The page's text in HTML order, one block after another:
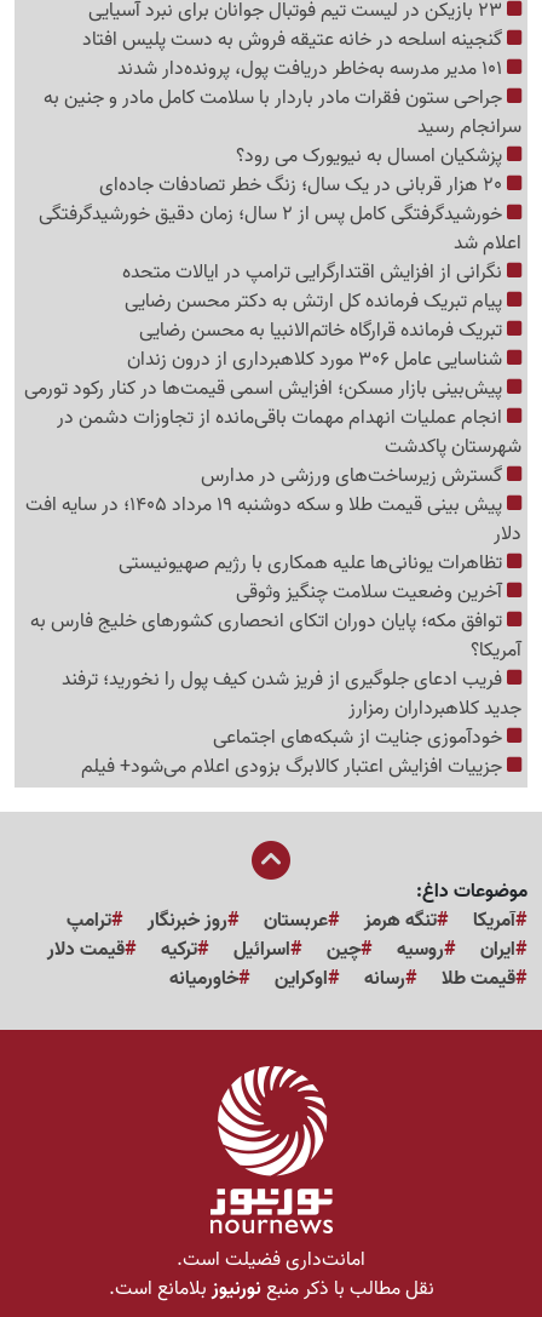
گنجینه اسلحه در خانه عتیقه فروش به دست پلیس افتاد
جراحی ستون فقرات مادر باردار با سلامت کامل مادر و جنین به
سرانجام رسید
پزشکیان امسال به نیویورک می رود؟
خورشیدگرفتگی کامل پس از 2 سال؛ زمان دقیق خورشیدگرفتگی
اعلام شد
نگرانی از افزایش اقتدارگرایی ترامپ در ایالات متحده
پیام تبریک فرمانده کل ارتش به دکتر محسن رضایی
تبریک فرمانده قرارگاه خاتم‌الانبیا به محسن رضایی
شناسایی عامل 306 مورد کلاهبرداری از درون زندان
پیش‌بینی بازار مسکن؛ افزایش اسمی قیمت‌ها در کنار رکود تورمی
انجام عملیات انهدام مهمات باقی‌مانده از تجاوزات دشمن در
شهرستان پاکدشت
گسترش زیرساخت‌های ورزشی در مدارس
پیش بینی قیمت طلا و سکه دوشنبه 19 مرداد 1405؛ در سایه افت
دلار
تظاهرات یونانی‌ها علیه همکاری با رژیم صهیونیستی
آخرین وضعیت سلامت چنگیز وثوقی
توافق مکه؛ پایان دوران اتکای انحصاری کشورهای خلیج فارس به
آمریکا؟
فریب ادعای جلوگیری از فریز شدن کیف پول را نخورید؛ ترفند
جدید کلاهبرداران رمزارز
خودآموزی جنایت از شبکه‌های اجتماعی
جزییات افزایش اعتبار کالابرگ بزودی اعلام می‌شود+ فیلم
موضوعات داغ:
آمریکا
تنگه هرمز عربستان روز خبرنگار
ترامپ
ایران
روسیه چین اسرائیل ترکیه
قیمت دلار
قیمت طلا
رسانه اوکراین خاورمیانه
امانت‌داری فضیلت است.
نقل مطالب با ذکر منبعنورنیوزبلامانع است.